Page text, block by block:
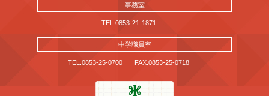
事務室
TEL.0853-21-1871
中学職員室
TEL.0853-25-0700 FAX.0853-25-0718